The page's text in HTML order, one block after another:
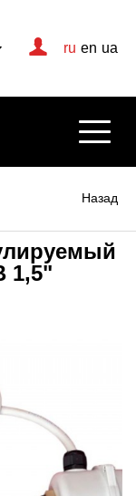
ru en ua
котлы
тэны
батареи
Назад
1,5"